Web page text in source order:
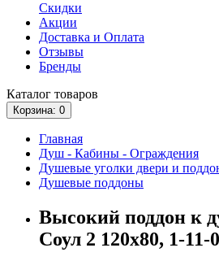
Скидки
Акции
Доставка и Оплата
Отзывы
Бренды
Каталог товаров
Корзина: 0
Главная
Душ - Кабины - Ограждения
Душевые уголки двери и
Душевые поддоны
Высокий поддон к
Соул 2 120х80, 1-11-